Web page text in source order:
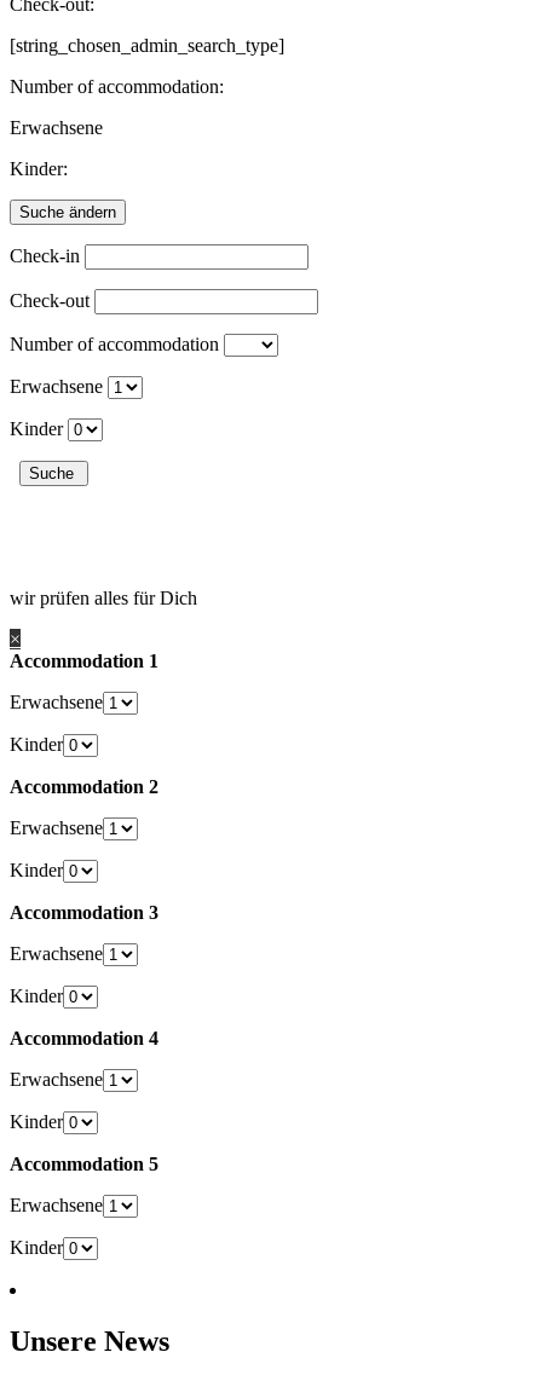
Check-out:
[string_chosen_admin_search_type]
Number of accommodation:
Erwachsene
Kinder:
Check-in
Check-out
Number of accommodation
Erwachsene
Kinder
wir prüfen alles für Dich
×
Accommodation 1
Erwachsene
Kinder
Accommodation 2
Erwachsene
Kinder
Accommodation 3
Erwachsene
Kinder
Accommodation 4
Erwachsene
Kinder
Accommodation 5
Erwachsene
Kinder
Unsere News